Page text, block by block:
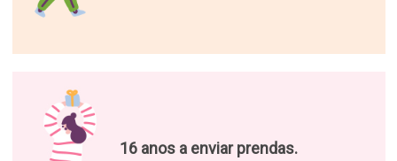
16 anos a enviar prendas.